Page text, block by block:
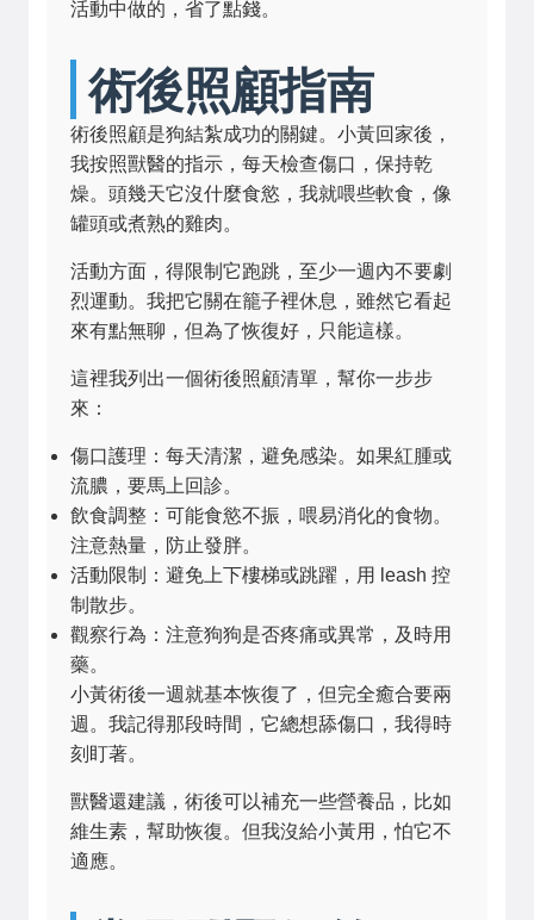
活動中做的，省了點錢。
術後照顧指南
術後照顧是狗結紮成功的關鍵。小黃回家後，
我按照獸醫的指示，每天檢查傷口，保持乾
燥。頭幾天它沒什麼食慾，我就喂些軟食，像
罐頭或煮熟的雞肉。
活動方面，得限制它跑跳，至少一週內不要劇
烈運動。我把它關在籠子裡休息，雖然它看起
來有點無聊，但為了恢復好，只能這樣。
這裡我列出一個術後照顧清單，幫你一步步
來：
傷口護理：每天清潔，避免感染。如果紅腫或
流膿，要馬上回診。
飲食調整：可能食慾不振，喂易消化的食物。
注意熱量，防止發胖。
活動限制：避免上下樓梯或跳躍，用 leash 控
制散步。
觀察行為：注意狗狗是否疼痛或異常，及時用
藥。
小黃術後一週就基本恢復了，但完全癒合要兩
週。我記得那段時間，它總想舔傷口，我得時
刻盯著。
獸醫還建議，術後可以補充一些營養品，比如
維生素，幫助恢復。但我沒給小黃用，怕它不
適應。